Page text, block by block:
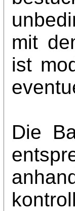
mit
ist
Die